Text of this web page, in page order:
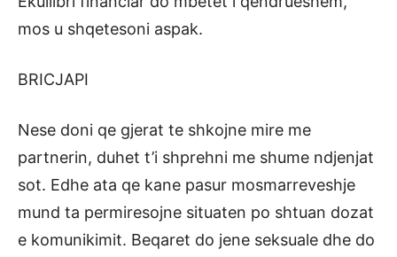
mos u shqetesoni aspak.
BRICJAPI
Nese doni qe gjerat te shkojne mire me
partnerin, duhet t’i shprehni me shume ndjenjat
sot. Edhe ata qe kane pasur mosmarreveshje
mund ta permiresojne situaten po shtuan dozat
e komunikimit. Beqaret do jene seksuale dhe do